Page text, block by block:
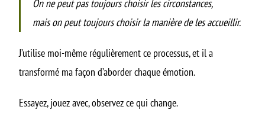
On ne peut pas toujours choisir les circonstances,
mais on peut toujours choisir la manière de les accueillir.
J’utilise moi-même régulièrement ce processus, et il a
transformé ma façon d’aborder chaque émotion.
Essayez, jouez avec, observez ce qui change.